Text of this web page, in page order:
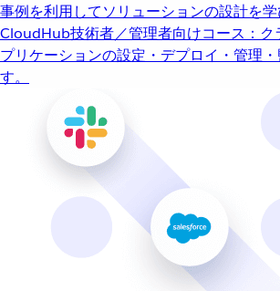
事例を利用してソリューションの設計を学
CloudHub技術者／管理者向けコース：
プリケーションの設定・デプロイ・管理
す。